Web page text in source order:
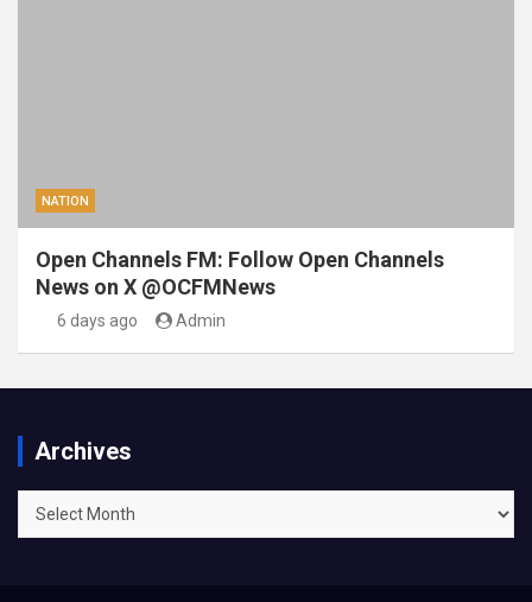
NATION
Open Channels FM: Follow Open Channels
News on X @OCFMNews
6 days ago Admin
Archives
Archives